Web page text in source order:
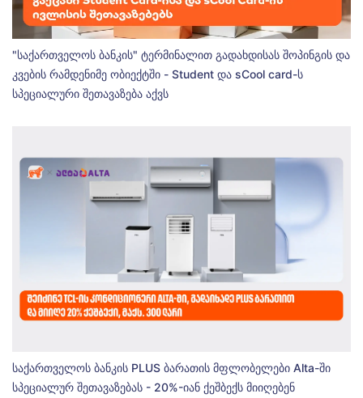
"საქართველოს ბანკის" ტერმინალით გადახდისას შოპინგის და
კვების რამდენიმე ობიექტში - Student და sCool card-ს
სპეციალური შეთავაზება აქვს
საქართველოს ბანკის PLUS ბარათის მფლობელები Alta-ში
სპეციალურ შეთავაზებას - 20%-იან ქეშბექს მიიღებენ